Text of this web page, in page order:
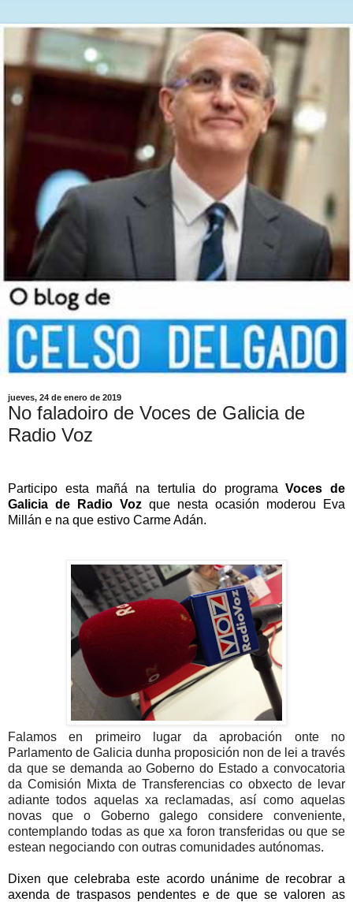
jueves, 24 de enero de 2019
No faladoiro de Voces de Galicia de
Radio Voz
Participo esta mañá na tertulia do programa Voces de
Galicia de Radio Voz que nesta ocasión moderou Eva
Millán e na que estivo Carme Adán.
Falamos en primeiro lugar da aprobación onte no
Parlamento de Galicia dunha proposición non de lei a través
da que se demanda ao Goberno do Estado a convocatoria
da Comisión Mixta de Transferencias co obxecto de levar
adiante todos aquelas xa reclamadas, así como aquelas
novas que o Goberno galego considere conveniente,
contemplando todas as que xa foron transferidas ou que se
estean negociando con outras comunidades autónomas.
Dixen que celebraba este acordo unánime de recobrar a
axenda de traspasos pendentes e de que se valoren as